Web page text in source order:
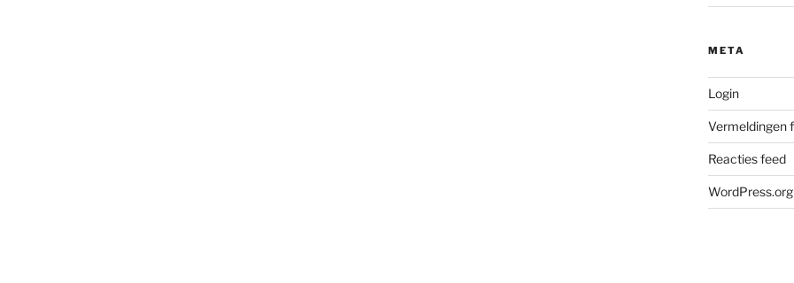
META
Login
Vermeldingen
Reacties feed
WordPress.org